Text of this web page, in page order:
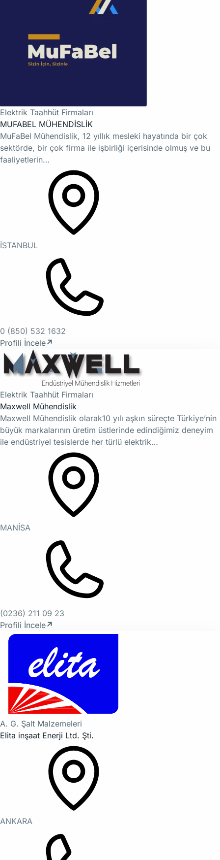
Elektrik Taahhüt Firmaları
MUFABEL MÜHENDİSLİK
MuFaBel Mühendislik, 12 yıllık mesleki hayatında bir çok
sektörde, bir çok firma ile işbirliği içerisinde olmuş ve bu
faaliyetlerin…
İSTANBUL
0 (850) 532 1632
Profili İncele↗
Elektrik Taahhüt Firmaları
Maxwell Mühendislik
Maxwell Mühendislik olarak10 yılı aşkın süreçte Türkiye’nin
büyük markalarının üretim üstlerinde edindiğimiz deneyim
ile endüstriyel tesislerde her türlü elektrik…
MANİSA
(0236) 211 09 23
Profili İncele↗
A. G. Şalt Malzemeleri
Elita inşaat Enerji Ltd. Şti.
ANKARA